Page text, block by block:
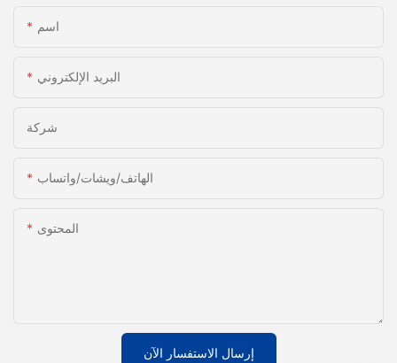
اسم
البريد الإلكتروني
شركة
الهاتف/ويشات/واتساب
المحتوى
إرسال الاستفسار الآن